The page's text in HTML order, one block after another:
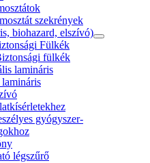
szekrények
biohazard, elszívó)
Fülkék
fülkék
lamináris
gyógyszer-
légszűrő